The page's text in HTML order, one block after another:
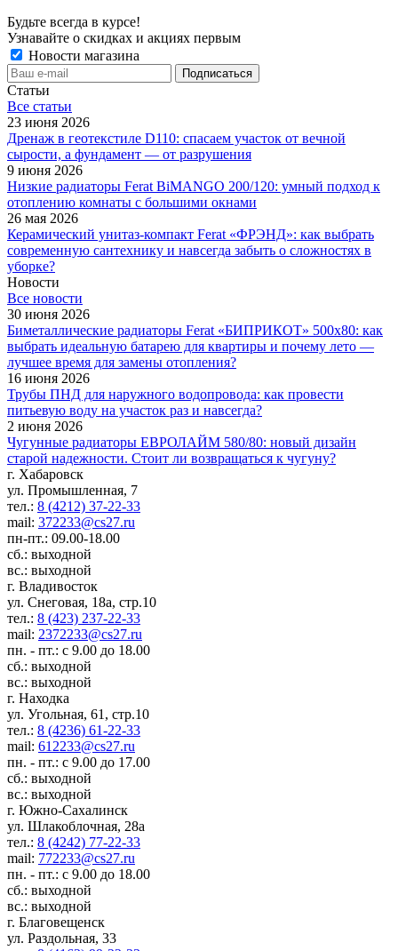
Будьте всегда в курсе!
Узнавайте о скидках и акциях первым
Новости магазина
Статьи
Все cтатьи
23 июня 2026
Дренаж в геотекстиле D110: спасаем участок от вечной
сырости, а фундамент — от разрушения
9 июня 2026
Низкие радиаторы Ferat BiMANGO 200/120: умный подход к
отоплению комнаты с большими окнами
26 мая 2026
Керамический унитаз-компакт Ferat «ФРЭНД»: как выбрать
современную сантехнику и навсегда забыть о сложностях в
уборке?
Новости
Все новости
30 июня 2026
Биметаллические радиаторы Ferat «БИПРИКОТ» 500x80: как
выбрать идеальную батарею для квартиры и почему лето —
лучшее время для замены отопления?
16 июня 2026
Трубы ПНД для наружного водопровода: как провести
питьевую воду на участок раз и навсегда?
2 июня 2026
Чугунные радиаторы ЕВРОЛАЙМ 580/80: новый дизайн
старой надежности. Стоит ли возвращаться к чугуну?
г. Хабаровск
ул. Промышленная, 7
тел.: 8 (4212) 37-22-33
mail: 372233@cs27.ru
пн-пт.: 09.00-18.00
сб.: выходной
вс.: выходной
г. Владивосток
ул. Снеговая, 18а, стр.10
тел.: 8 (423) 237-22-33
mail: 2372233@cs27.ru
пн. - пт.: с 9.00 до 18.00
сб.: выходной
вс.: выходной
г. Находка
ул. Угольная, 61, стр.10
тел.: 8 (4236) 61-22-33
mail: 612233@cs27.ru
пн. - пт.: с 9.00 до 17.00
сб.: выходной
вс.: выходной
г. Южно-Сахалинск
ул. Шлакоблочная, 28а
тел.: 8 (4242) 77-22-33
mail: 772233@cs27.ru
пн. - пт.: с 9.00 до 18.00
сб.: выходной
вс.: выходной
г. Благовещенск
ул. Раздольная, 33